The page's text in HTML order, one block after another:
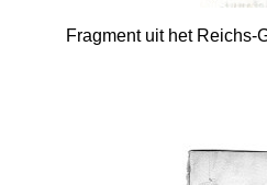
Fragment uit het Reichs-